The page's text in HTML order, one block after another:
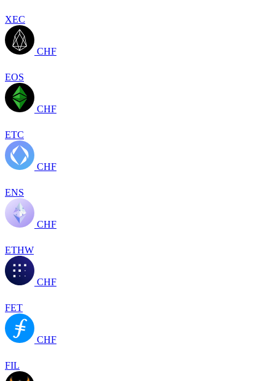
XEC
CHF
EOS
CHF
ETC
CHF
ENS
CHF
ETHW
CHF
FET
CHF
FIL